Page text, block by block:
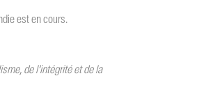
est en cours.
de l’intégrité et de la